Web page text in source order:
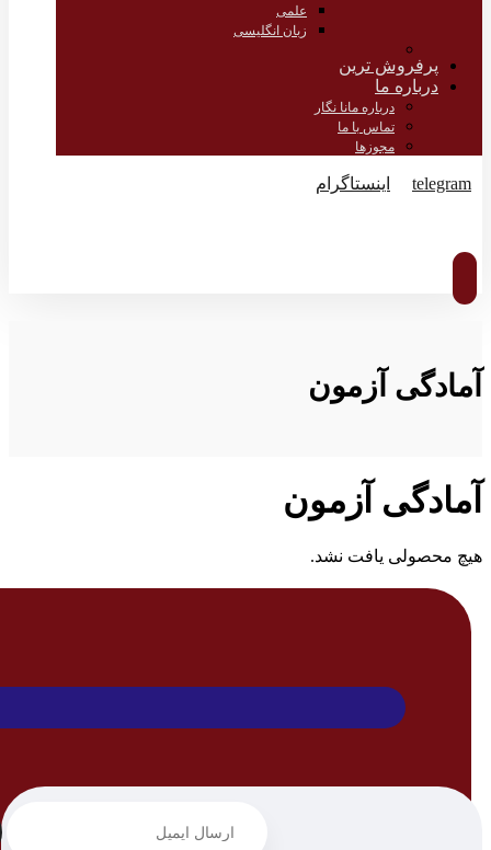
علمی
زبان انگلیسی
پرفروش ترین
درباره ما
درباره مانا نگار
تماس با ما
مجوزها
telegram
اینستاگرام
آمادگی آزمون
آمادگی آزمون
هیچ محصولی یافت نشد.